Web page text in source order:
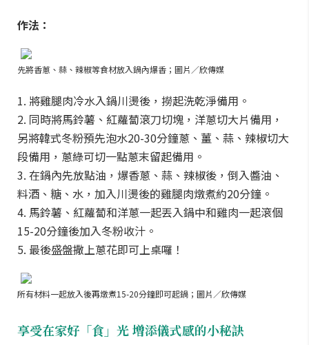
作法：
先將香蔥、蒜、辣椒等食材放入鍋內爆香；圖片／欣傳媒
1. 將雞腿肉冷水入鍋川燙後，撈起洗乾淨備用。
2. 同時將馬鈴薯、紅蘿蔔滾刀切塊，洋蔥切大片備用，
另將韓式冬粉預先泡水20-30分鐘蔥、薑、蒜、辣椒切大
段備用，蔥綠可切一點蔥末留起備用。
3. 在鍋內先放點油，爆香蔥、蒜、辣椒後，倒入醬油、
料酒、糖、水，加入川燙後的雞腿肉燉煮約20分鐘。
4. 馬鈴薯、紅蘿蔔和洋蔥一起丟入鍋中和雞肉一起滾個
15-20分鐘後加入冬粉收汁。
5. 最後盛盤撒上蔥花即可上桌囉！
所有材料一起放入後再燉煮15-20分鐘即可起鍋；圖片／欣傳媒
享受在家好「食」光 增添儀式感的小秘訣